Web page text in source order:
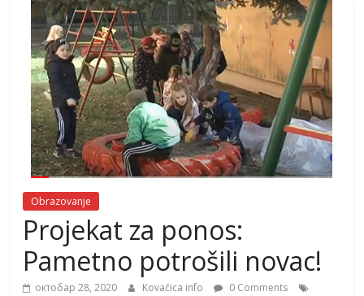
Obrazovanje
Projekat za ponos:
Pametno potrošili novac!
октобар 28, 2020 Kovačica info
0 Comments